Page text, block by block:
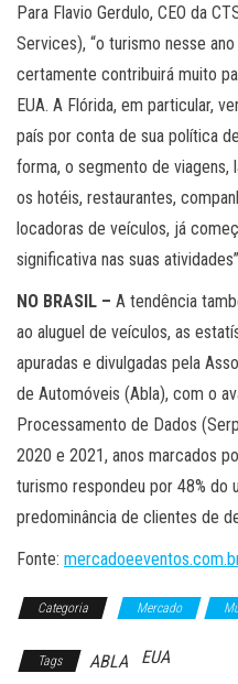
Para Flavio Gerdulo, CEO da
Services), “o turismo nesse
certamente contribuirá muito
EUA. A Flórida, em particular,
país por conta de sua política
forma, o segmento de viagens,
os hotéis, restaurantes,
locadoras de veículos, já
significativa nas suas
NO BRASIL – A tendência
ao aluguel de veículos, as
apuradas e divulgadas pela
de Automóveis (Abla), com o
Processamento de Dados
2020 e 2021, anos marcados
turismo respondeu por 48% do
predominância de clientes de
Fonte:
Categoria Mercado
Tags ABLA EUA